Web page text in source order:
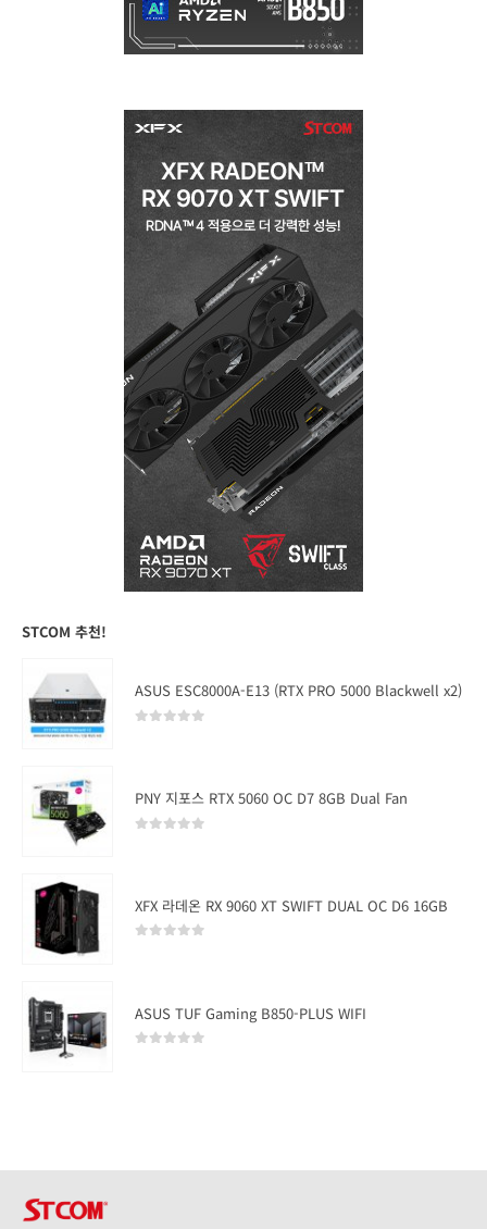
STCOM 추천!
ASUS ESC8000A-E13 (RTX PRO 5000 Blackwell x2)
PNY 지포스 RTX 5060 OC D7 8GB Dual Fan
XFX 라데온 RX 9060 XT SWIFT DUAL OC D6 16GB
ASUS TUF Gaming B850-PLUS WIFI